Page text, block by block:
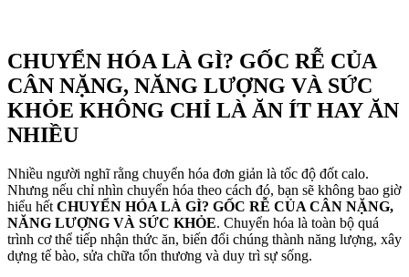
CHUYỂN HÓA LÀ GÌ? GỐC RỄ CỦA
CÂN NẶNG, NĂNG LƯỢNG VÀ SỨC
KHỎE KHÔNG CHỈ LÀ ĂN ÍT HAY ĂN
NHIỀU
Nhiều người nghĩ rằng chuyển hóa đơn giản là tốc độ đốt calo.
Nhưng nếu chỉ nhìn chuyển hóa theo cách đó, bạn sẽ không bao giờ
hiểu hết CHUYỂN HÓA LÀ GÌ? GỐC RỄ CỦA CÂN NẶNG,
NĂNG LƯỢNG VÀ SỨC KHỎE. Chuyển hóa là toàn bộ quá
trình cơ thể tiếp nhận thức ăn, biến đổi chúng thành năng lượng, xây
dựng tế bào, sửa chữa tổn thương và duy trì sự sống.